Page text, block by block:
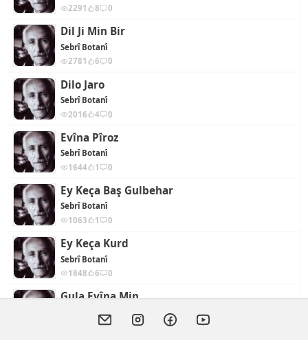
2291
8 0
Dil Ji Min Bir
Sebrî Botanî
2781
6 0
Dilo Jaro
Sebrî Botanî
2016
4 0
Evîna Pîroz
Sebrî Botanî
1644
1 0
Ey Keça Baş Gulbehar
Sebrî Botanî
1063
1 0
Ey Keça Kurd
Sebrî Botanî
1848
6 0
Gula Evîna Min
Sebrî Botanî
4 0